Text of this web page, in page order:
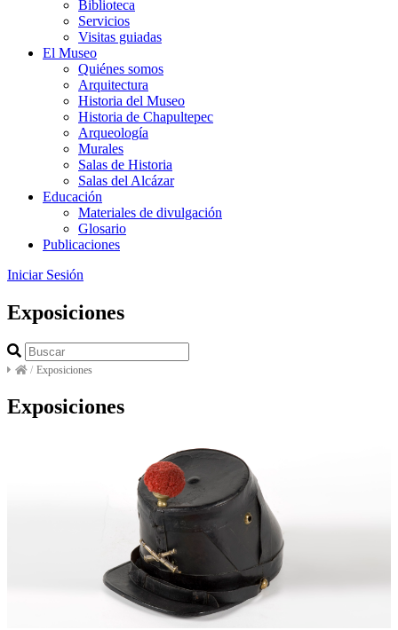
Biblioteca
Servicios
Visitas guiadas
El Museo
Quiénes somos
Arquitectura
Historia del Museo
Historia de Chapultepec
Arqueología
Murales
Salas de Historia
Salas del Alcázar
Educación
Materiales de divulgación
Glosario
Publicaciones
Iniciar Sesión
Exposiciones
/ Exposiciones
Exposiciones